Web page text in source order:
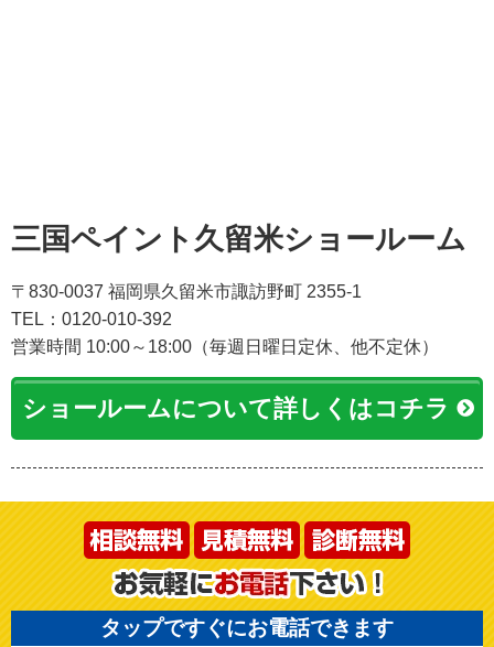
三国ペイント久留米ショールーム
〒830-0037 福岡県久留米市諏訪野町 2355-1
TEL：0120-010-392
営業時間 10:00～18:00（毎週日曜日定休、他不定休）
ショールームについて詳しくはコチラ
タップですぐにお電話できます